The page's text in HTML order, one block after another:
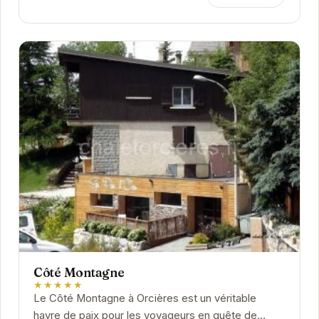
Côté Montagne
★★★★★
Le Côté Montagne à Orcières est un véritable
havre de paix pour les voyageurs en quête de